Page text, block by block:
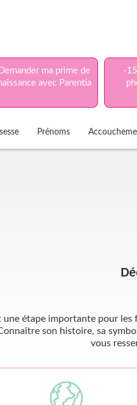
Demander ma prime de
avec Parentia
-
Prénoms
une étape importante pour
son histoire, sa
vous